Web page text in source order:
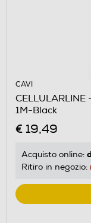
CAVI
1M-Black
€ 19,49
Acquisto online:
Ritiro in negozio: